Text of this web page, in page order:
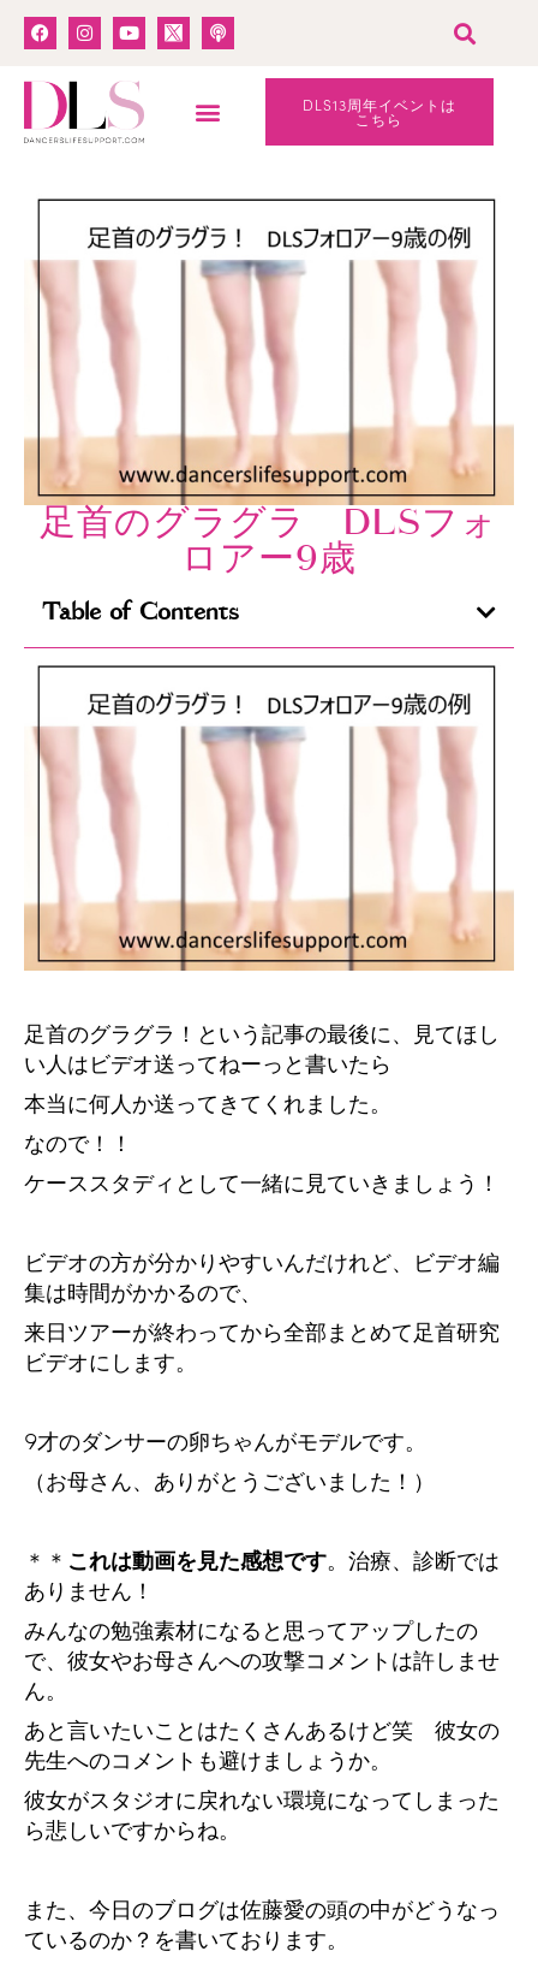
DLS13周年イベントは
こちら
足首のグラグラ DLSフォ
ロアー9歳
Table of Contents
足首のグラグラ！という記事の最後に、見てほし
い人はビデオ送ってねーっと書いたら
本当に何人か送ってきてくれました。
なので！！
ケーススタディとして一緒に見ていきましょう！
ビデオの方が分かりやすいんだけれど、ビデオ編
集は時間がかかるので、
来日ツアーが終わってから全部まとめて足首研究
ビデオにします。
9才のダンサーの卵ちゃんがモデルです。
（お母さん、ありがとうございました！）
＊＊ これは動画を見た感想です。治療、診断では
ありません！
みんなの勉強素材になると思ってアップしたの
で、彼女やお母さんへの攻撃コメントは許しませ
ん。
あと言いたいことはたくさんあるけど笑 彼女の
先生へのコメントも避けましょうか。
彼女がスタジオに戻れない環境になってしまった
ら悲しいですからね。
また、今日のブログは佐藤愛の頭の中がどうなっ
ているのか？を書いております。